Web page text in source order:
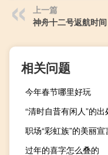
上一篇
神舟十二号返航时间
相关问题
今年春节哪里好玩
“清时自昔有闲人”的出
职场“彩虹族”的美丽
过年的喜字怎么叠的